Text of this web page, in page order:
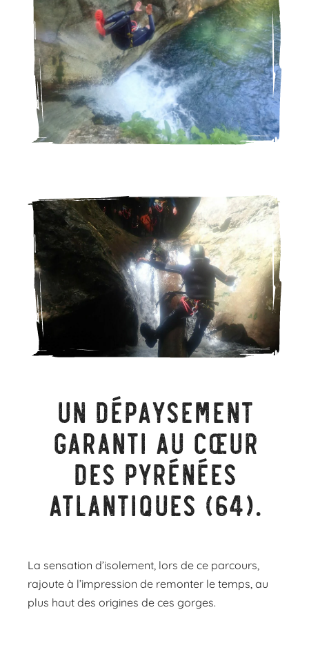
Un dépaysement
garanti au cœur
des Pyrénées
Atlantiques (64).
La sensation d’isolement, lors de ce parcours,
rajoute à l’impression de remonter le temps, au
plus haut des origines de ces gorges.